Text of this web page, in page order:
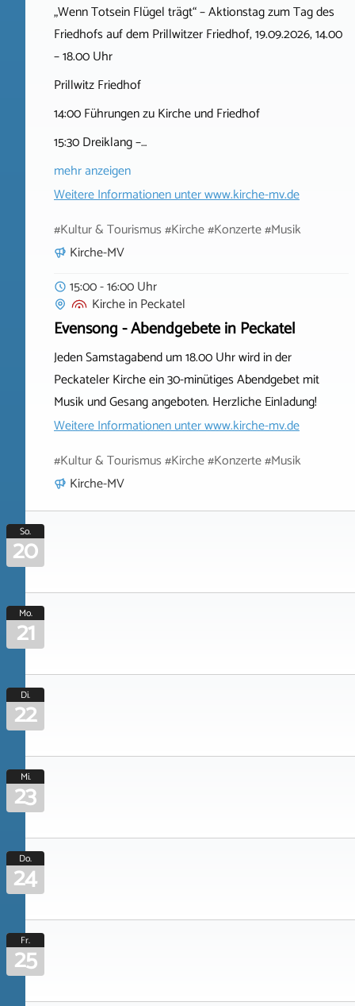
„Wenn Totsein Flügel trägt“ – Aktionstag zum Tag des
Friedhofs auf dem Prillwitzer Friedhof, 19.09.2026, 14.00
– 18.00 Uhr
Prillwitz Friedhof
14:00 Führungen zu Kirche und Friedhof
15:30 Dreiklang –…
mehr anzeigen
Weitere Informationen unterwww.kirche-mv.de
#Kultur & Tourismus #Kirche #Konzerte #Musik
Kirche-MV
15:00 - 16:00 Uhr
KircheinPeckatel
Evensong - Abendgebete in Peckatel
Jeden Samstagabend um 18.00 Uhr wird in der
Peckateler Kirche ein 30-minütiges Abendgebet mit
Musik und Gesang angeboten. Herzliche Einladung!
Weitere Informationen unterwww.kirche-mv.de
#Kultur & Tourismus #Kirche #Konzerte #Musik
Kirche-MV
So.
20
Mo.
21
Di.
22
Mi.
23
Do.
24
Fr.
25